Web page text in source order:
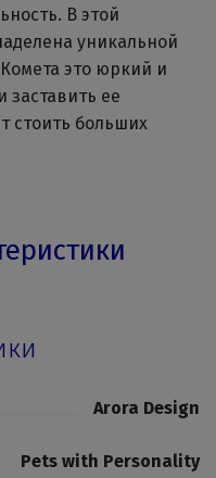
В этой
уникальной
это юркий и
ее
стоить больших
Arora Design
Pets with Personality